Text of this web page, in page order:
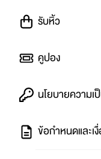
รับหิ้ว
คูปอง
นโยบายความ
ข้อกำหนดและเ